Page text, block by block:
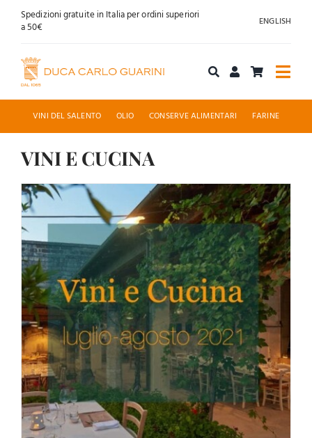
SaltaSpedizioni gratuite in Italia per ordini superiori
a 50€
ENGLISH
Acquista online
Chi siamo
Accoglienza
News
Contatti
VINI DEL SALENTO OLIO CONSERVE ALIMENTARI FARINE
VINI E CUCINA